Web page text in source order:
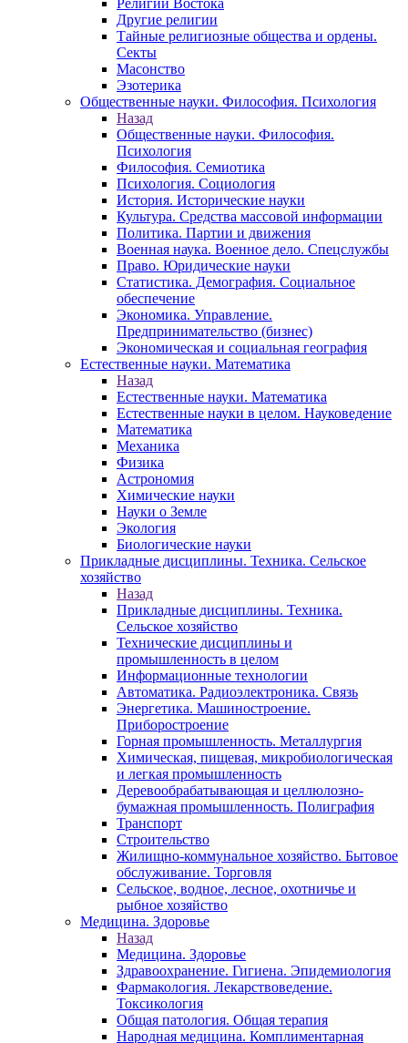
Религии Востока
Другие религии
Тайные религиозные общества и ордены.
Секты
Масонство
Эзотерика
Общественные науки. Философия. Психология
Назад
Общественные науки. Философия.
Психология
Философия. Семиотика
Психология. Социология
История. Исторические науки
Культура. Средства массовой информации
Политика. Партии и движения
Военная наука. Военное дело. Спецслужбы
Право. Юридические науки
Статистика. Демография. Социальное
обеспечение
Экономика. Управление.
Предпринимательство (бизнес)
Экономическая и социальная география
Естественные науки. Математика
Назад
Естественные науки. Математика
Естественные науки в целом. Науковедение
Математика
Механика
Физика
Астрономия
Химические науки
Науки о Земле
Экология
Биологические науки
Прикладные дисциплины. Техника. Сельское
хозяйство
Назад
Прикладные дисциплины. Техника.
Сельское хозяйство
Технические дисциплины и
промышленность в целом
Информационные технологии
Автоматика. Радиоэлектроника. Связь
Энергетика. Машиностроение.
Приборостроение
Горная промышленность. Металлургия
Химическая, пищевая, микробиологическая
и легкая промышленность
Деревообрабатывающая и целлюлозно-
бумажная промышленность. Полиграфия
Транспорт
Строительство
Жилищно-коммунальное хозяйство. Бытовое
обслуживание. Торговля
Сельское, водное, лесное, охотничье и
рыбное хозяйство
Медицина. Здоровье
Назад
Медицина. Здоровье
Здравоохранение. Гигиена. Эпидемиология
Фармакология. Лекарствоведение.
Токсикология
Общая патология. Общая терапия
Народная медицина. Комплиментарная